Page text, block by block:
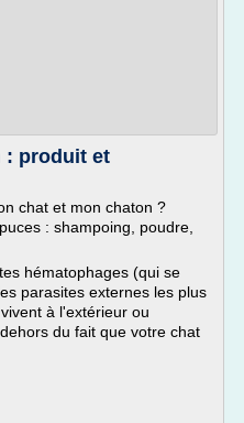
: produit et
chat et mon chaton ?
: shampoing, poudre,
hématophages (qui se
parasites externes les plus
à l'extérieur ou
du fait que votre chat